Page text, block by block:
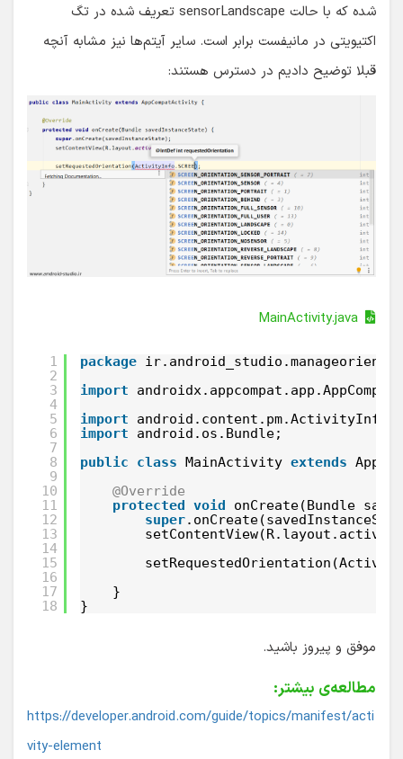
شده که با حالت sensorLandscape تعریف شده در تگ
اکتیویتی در مانیفست برابر است. سایر آیتم‌ها نیز مشابه آنچه
قبلا توضیح دادیم در دسترس هستند:
MainActivity.java
1
2
3
4
5
6
7
8
9
10
11
12
13
14
15
16
17
18
package
import
import
android.content.pm.ActivityInfo;
import
android.os.Bundle;
public
class MainActivity extends
@Override
protected void
onCreate(Bundle
super
}
}
موفق و پیروز باشید.
مطالعه‌ی بیشتر:
https://developer.android.com/guide/topics/manifest/acti
vity-element